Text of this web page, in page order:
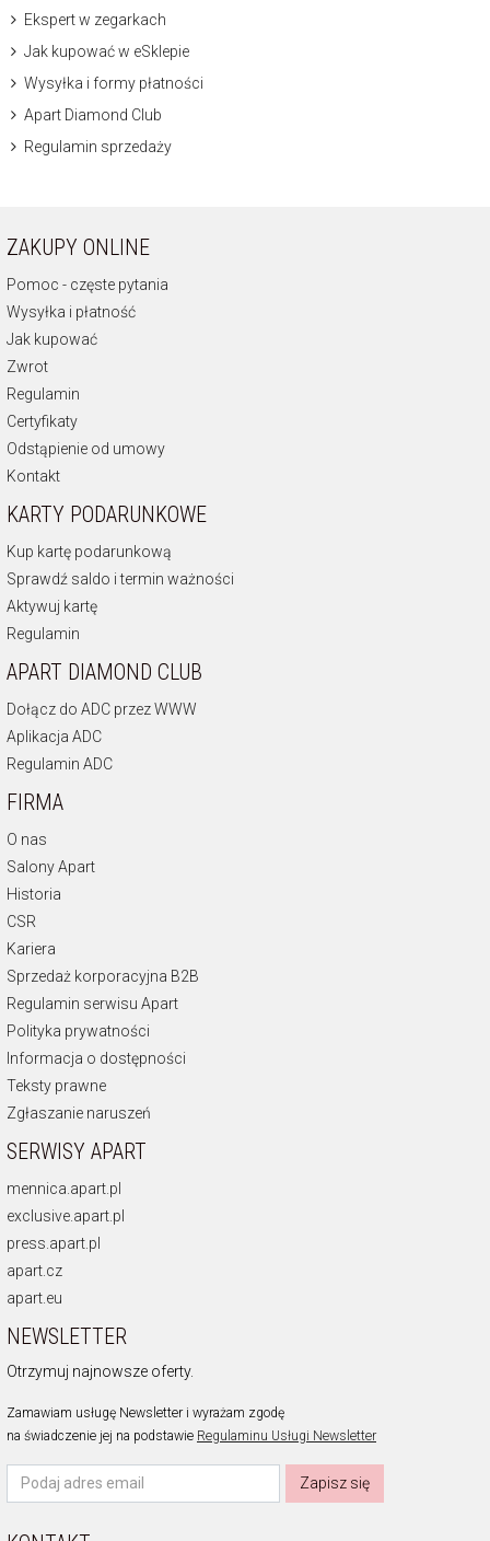
Ekspert w zegarkach
Jak kupować w eSklepie
Wysyłka i formy płatności
Apart Diamond Club
Regulamin sprzedaży
ZAKUPY ONLINE
Pomoc - częste pytania
Wysyłka i płatność
Jak kupować
Zwrot
Regulamin
Certyfikaty
Odstąpienie od umowy
Kontakt
KARTY PODARUNKOWE
Kup kartę podarunkową
Sprawdź saldo i termin ważności
Aktywuj kartę
Regulamin
APART DIAMOND CLUB
Dołącz do ADC przez WWW
Aplikacja ADC
Regulamin ADC
FIRMA
O nas
Salony Apart
Historia
CSR
Kariera
Sprzedaż korporacyjna B2B
Regulamin serwisu Apart
Polityka prywatności
Informacja o dostępności
Teksty prawne
Zgłaszanie naruszeń
SERWISY APART
mennica.apart.pl
exclusive.apart.pl
press.apart.pl
apart.cz
apart.eu
NEWSLETTER
Otrzymuj najnowsze oferty.
Zamawiam usługę Newsletter i wyrażam zgodę
na świadczenie jej na podstawie Regulaminu Usługi Newsletter
Zapisz się